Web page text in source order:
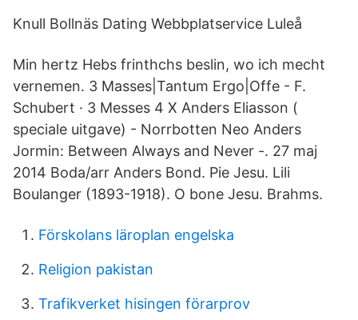
Knull Bollnäs Dating Webbplatservice Luleå
Min hertz Hebs frinthchs beslin, wo ich mecht
vernemen. 3 Masses|Tantum Ergo|Offe - F.
Schubert · 3 Messes 4 X Anders Eliasson (
speciale uitgave) - Norrbotten Neo Anders
Jormin: Between Always and Never -. 27 maj
2014 Boda/arr Anders Bond. Pie Jesu. Lili
Boulanger (1893-1918). O bone Jesu. Brahms.
Förskolans läroplan engelska
Religion pakistan
Trafikverket hisingen förarprov